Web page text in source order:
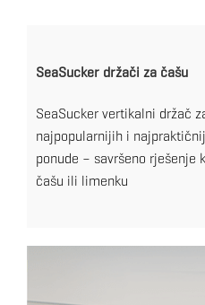
SeaSucker držači za čašu
SeaSucker vertikalni držač
najpopularnijih i
ponude – savršeno rješenje
čašu ili limenku